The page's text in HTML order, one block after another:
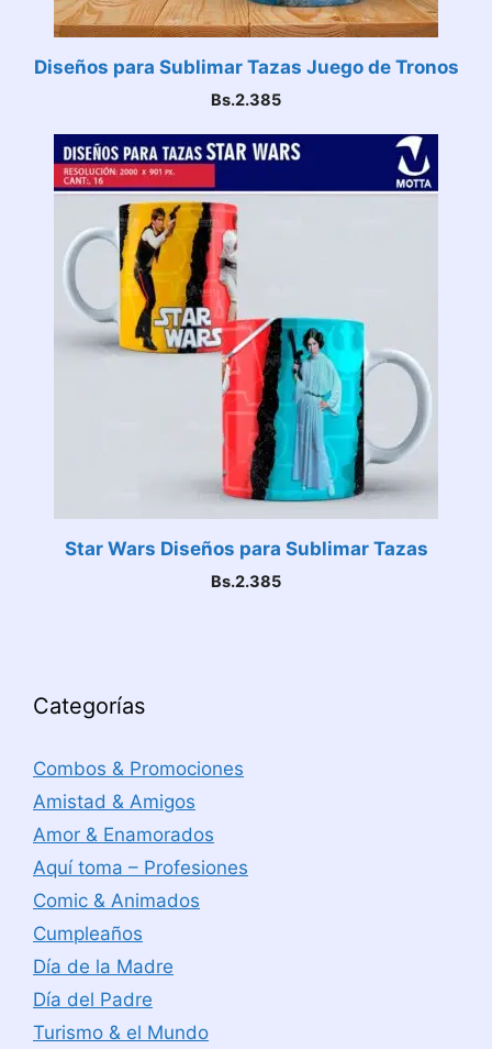
Diseños para Sublimar Tazas Juego de Tronos
Bs.2.385
Star Wars Diseños para Sublimar Tazas
Bs.2.385
Categorías
Combos & Promociones
Amistad & Amigos
Amor & Enamorados
Aquí toma – Profesiones
Comic & Animados
Cumpleaños
Día de la Madre
Día del Padre
Turismo & el Mundo